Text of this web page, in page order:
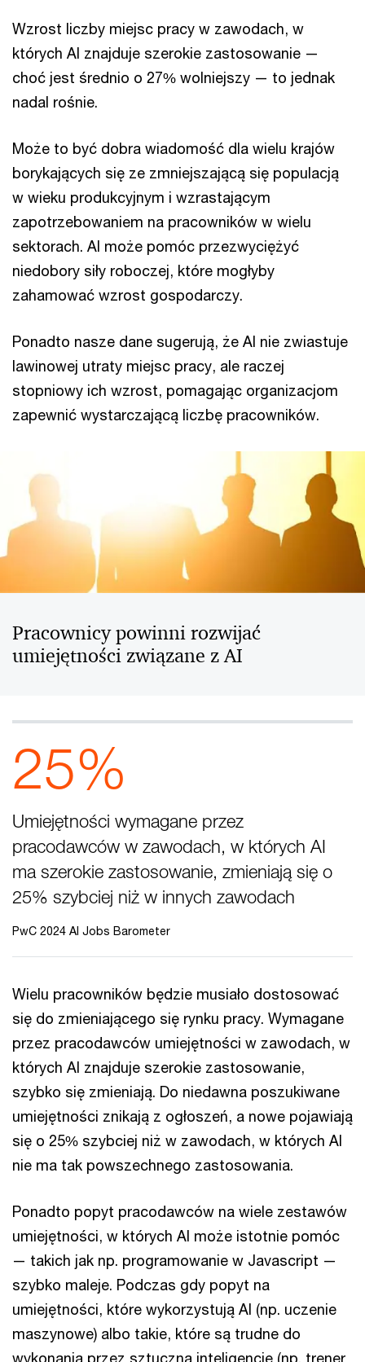
Wzrost liczby miejsc pracy w zawodach, w
których AI znajduje szerokie zastosowanie —
choć jest średnio o 27% wolniejszy — to jednak
nadal rośnie.
Może to być dobra wiadomość dla wielu krajów
borykających się ze zmniejszającą się populacją
w wieku produkcyjnym i wzrastającym
zapotrzebowaniem na pracowników w wielu
sektorach. AI może pomóc przezwyciężyć
niedobory siły roboczej, które mogłyby
zahamować wzrost gospodarczy.
Ponadto nasze dane sugerują, że AI nie zwiastuje
lawinowej utraty miejsc pracy, ale raczej
stopniowy ich wzrost, pomagając organizacjom
zapewnić wystarczającą liczbę pracowników.
Pracownicy powinni rozwijać
umiejętności związane z AI
25%
Umiejętności wymagane przez
pracodawców w zawodach, w których AI
ma szerokie zastosowanie, zmieniają się o
25% szybciej niż w innych zawodach
PwC 2024 AI Jobs Barometer
Wielu pracowników będzie musiało dostosować
się do zmieniającego się rynku pracy. Wymagane
przez pracodawców umiejętności w zawodach, w
których AI znajduje szerokie zastosowanie,
szybko się zmieniają. Do niedawna poszukiwane
umiejętności znikają z ogłoszeń, a nowe pojawiają
się o 25% szybciej niż w zawodach, w których AI
nie ma tak powszechnego zastosowania.
Ponadto popyt pracodawców na wiele zestawów
umiejętności, w których AI może istotnie pomóc
— takich jak np. programowanie w Javascript —
szybko maleje. Podczas gdy popyt na
umiejętności, które wykorzystują AI (np. uczenie
maszynowe) albo takie, które są trudne do
wykonania przez sztuczną inteligencję (np. trener